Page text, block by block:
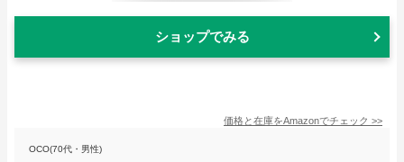
ショップでみる
価格と在庫をAmazonでチェック >>
OCO(70代・男性)